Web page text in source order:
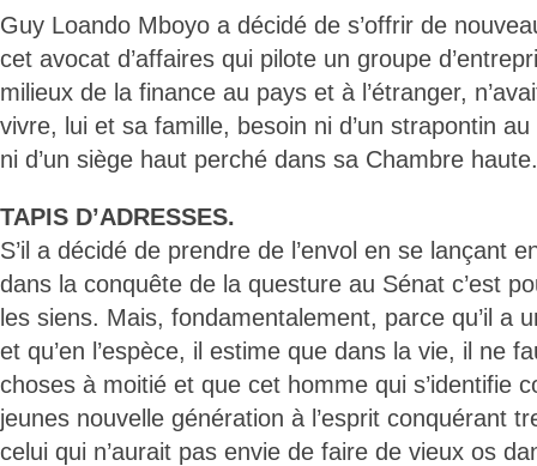
Guy Loando Mboyo a décidé de s’offrir de
cet avocat d’affaires qui pilote un groupe
milieux de la finance au pays et à l’étranger,
vivre, lui et sa famille, besoin ni d’un strapontin
ni d’un siège haut perché dans sa Chambre haute.
TAPIS D’ADRESSES.
S’il a décidé de prendre de l’envol en se lançant
dans la conquête de la questure au Sénat c’est
les siens. Mais, fondamentalement, parce qu’il a
et qu’en l’espèce, il estime que dans la vie, il ne
choses à moitié et que cet homme qui s’identifie
jeunes nouvelle génération à l’esprit conquérant
celui qui n’aurait pas envie de faire de vieux os